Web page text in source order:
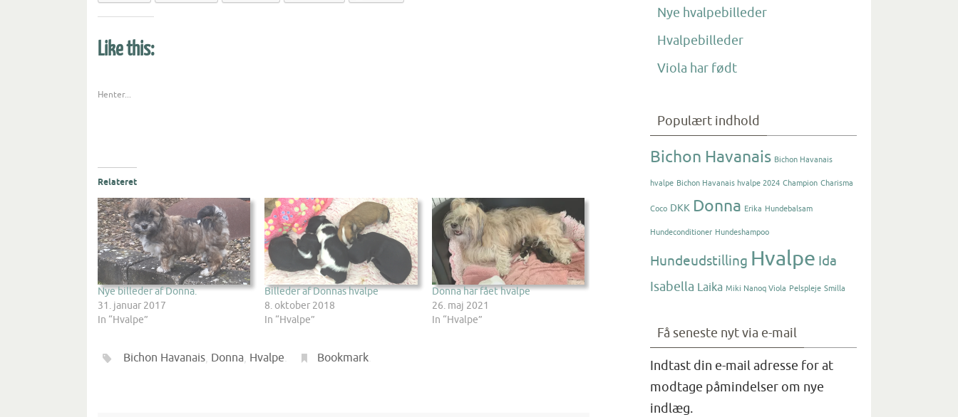
Like this:
Henter...
Relateret
Nye billeder af Donna.
31. januar 2017
In “Hvalpe”
Billeder af Donnas hvalpe
8. oktober 2018
In “Hvalpe”
Donna har fået hvalpe
26. maj 2021
In “Hvalpe”
Bichon Havanais, Donna, Hvalpe Bookmark
Nye hvalpebilleder
Hvalpebilleder
Viola har født
Populært indhold
Bichon Havanais Bichon Havanais
hvalpe Bichon Havanais hvalpe 2024 Champion Charisma
Coco DKK Donna Erika Hundebalsam
Hundeconditioner Hundeshampoo
Hundeudstilling Hvalpe Ida
Isabella Laika Miki Nanoq Viola Pelspleje Smilla
Få seneste nyt via e-mail
Indtast din e-mail adresse for at
modtage påmindelser om nye
indlæg.